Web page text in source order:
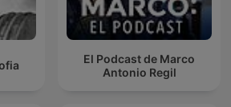
El Podcast de Marco
Antonio Regil